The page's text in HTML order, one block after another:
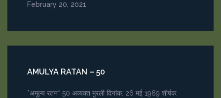
February 20, 2021
AMULYA RATAN – 50
*अमूल्य रतन* 50 अव्यक्त मुरली दिनांक: 26 मई 1969 शीर्षक: